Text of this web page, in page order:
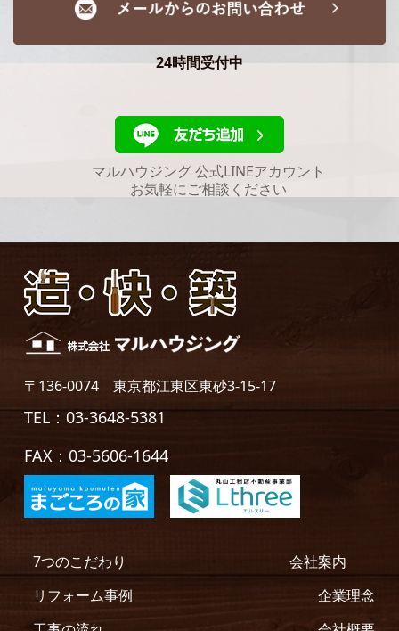
24時間受付中
マルハウジング 公式LINEアカウント
お気軽にご相談ください
〒136-0074 東京都江東区東砂3-15-17
TEL：03-3648-5381
FAX：03-5606-1644
7つのこだわり
リフォーム事例
会社案内
企業理念